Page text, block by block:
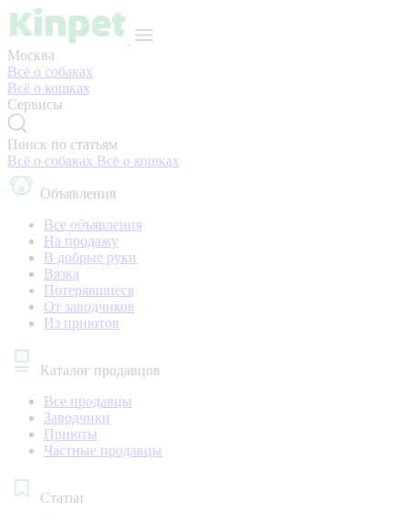
Москва
Всё о собаках
Всё о кошках
Сервисы
Поиск по статьям
Всё о собаках Всё о кошках
Объявления
Все объявления
На продажу
В добрые руки
Вязка
Потерявшиеся
От заводчиков
Из приютов
Каталог продавцов
Все продавцы
Заводчики
Приюты
Частные продавцы
Статьи